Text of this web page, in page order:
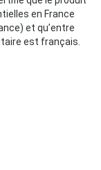
en France
et qu’entre
est français.